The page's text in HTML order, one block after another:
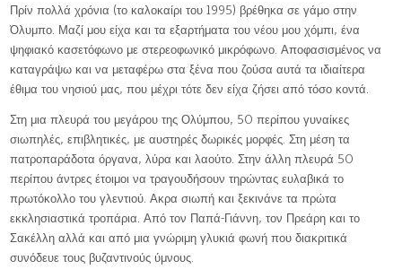
Πρίν πολλά χρόνια (το καλοκαίρι του 1995) βρέθηκα σε γάμο στην
Όλυμπο. Μαζί μου είχα και τα εξαρτήματα του νέου μου χόμπι, ένα
ψηφιακό κασετόφωνο με στερεοφωνικό μικρόφωνο. Αποφασισμένος να
καταγράψω και να μεταφέρω στα ξένα που ζούσα αυτά τα ιδιαίτερα
έθιμα του νησιού μας, που μέχρι τότε δεν είχα ζήσει από τόσο κοντά.
Στη μια πλευρά του μεγάρου της Ολύμπου, 50 περίπου γυναίκες
σιωπηλές, επιβλητικές, με αυστηρές δωρικές μορφές. Στη μέση τα
πατροπαράδοτα όργανα, λύρα και λαούτο. Στην άλλη πλευρά 50
περίπου άντρες έτοιμοι να τραγουδήσουν τηρώντας ευλαβικά το
πρωτόκολλο του γλεντιού. Ακρα σιωπή και ξεκινάνε τα πρώτα
εκκλησιαστικά τροπάρια. Από τον Παπά-Γιάννη, τον Πρεάρη και το
Σακέλλη αλλά και από μια γνώριμη γλυκιά φωνή που διακριτικά
συνόδευε τους βυζαντινούς ύμνους.